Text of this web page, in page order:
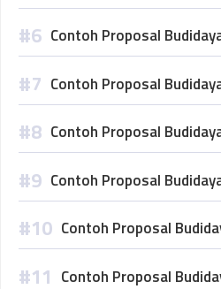
Contoh Proposal
Contoh Proposal
Contoh Proposal
Contoh Proposal
Contoh Proposal
Contoh Proposal